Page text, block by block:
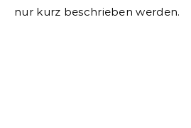
nur kurz beschrieben werden.